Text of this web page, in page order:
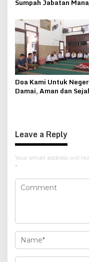
Sumpah Jabatan
Doa Kami Untuk
Damai, Aman dan
Leave a Reply
Your email address will
*